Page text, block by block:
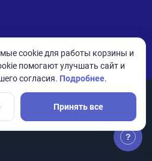
?
cookie для работы корзины и
помогают улучшать сайт и
согласия. Подробнее.
Принять все